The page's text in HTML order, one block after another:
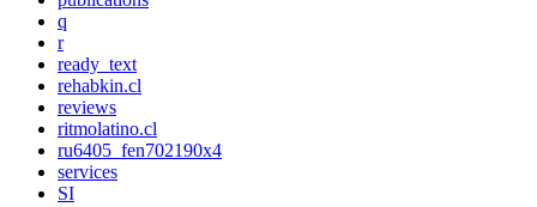
q
r
ready_text
rehabkin.cl
reviews
ritmolatino.cl
ru6405_fen702190x4
services
SI